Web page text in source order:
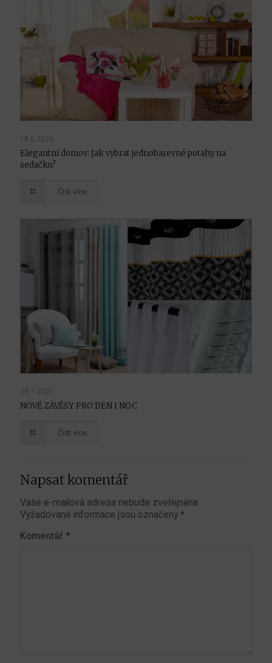
18.6.2026
Elegantní domov: Jak vybrat jednobarevné potahy na
sedačku?
Číst více
29.1.2026
NOVÉ ZÁVĚSY PRO DEN I NOC
Číst více
Napsat komentář
Vaše e-mailová adresa nebude zveřejněna.
Vyžadované informace jsou označeny *
Komentář *